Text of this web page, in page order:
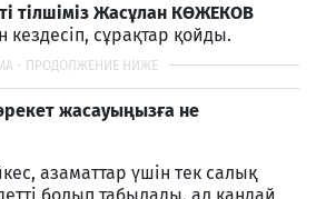
тілшіміз Жасұлан КӨЖЕКОВ
кездесіп, сұрақтар қойды.
жасауыңызға не
азаматтар үшін тек салық
болып табылады, ал қандай